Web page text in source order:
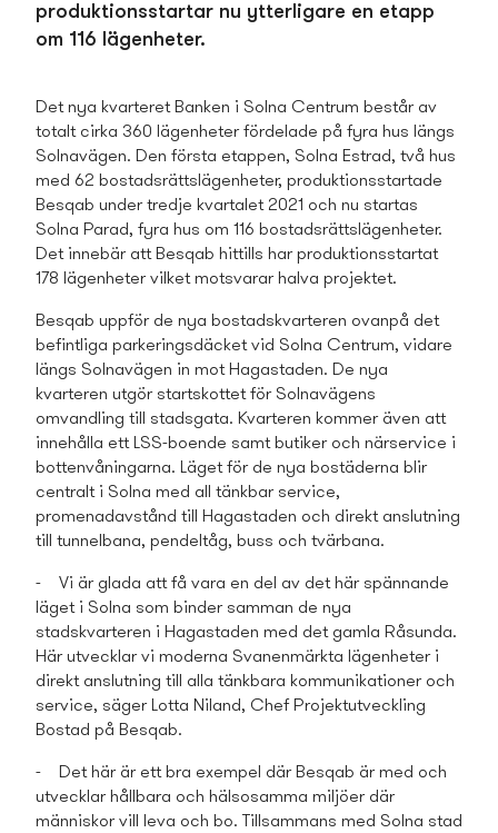
produktionsstartar nu ytterligare en etapp
om 116 lägenheter.
Det nya kvarteret Banken i Solna Centrum består av
totalt cirka 360 lägenheter fördelade på fyra hus längs
Solnavägen. Den första etappen, Solna Estrad, två hus
med 62 bostads­rättslägenheter, produktionsstartade
Besqab under tredje kvartalet 2021 och nu startas
Solna Parad, fyra hus om 116 bostads­rättslägenheter.
Det innebär att Besqab hittills har produktionsstartat
178 lägenheter vilket motsvarar halva projektet.
Besqab uppför de nya bostads­kvarteren ovanpå det
befintliga parkeringsdäcket vid Solna Centrum, vidare
längs Solnavägen in mot Hagastaden. De nya
kvarteren utgör startskottet för Solnavägens
omvandling till stadsgata. Kvarteren kommer även att
innehålla ett LSS-boende samt butiker och närservice i
bottenvåningarna. Läget för de nya bostäderna blir
centralt i Solna med all tänkbar service,
promenadavstånd till Hagastaden och direkt anslutning
till tunnelbana, pendeltåg, buss och tvärbana.
- Vi är glada att få vara en del av det här spännande
läget i Solna som binder samman­ de nya
stadskvarteren i Hagastaden med det gamla Råsunda.
Här utvecklar vi moderna Svanenmärkta lägenheter i
direkt anslutning till alla tänkbara kommunikationer och
service, säger Lotta Niland, Chef Projektutveckling
Bostad på Besqab.
- Det här är ett bra exempel där Besqab är med och
utvecklar hållbara och hälsosamma miljöer där
människor vill leva och bo. Tillsamman­s med Solna stad